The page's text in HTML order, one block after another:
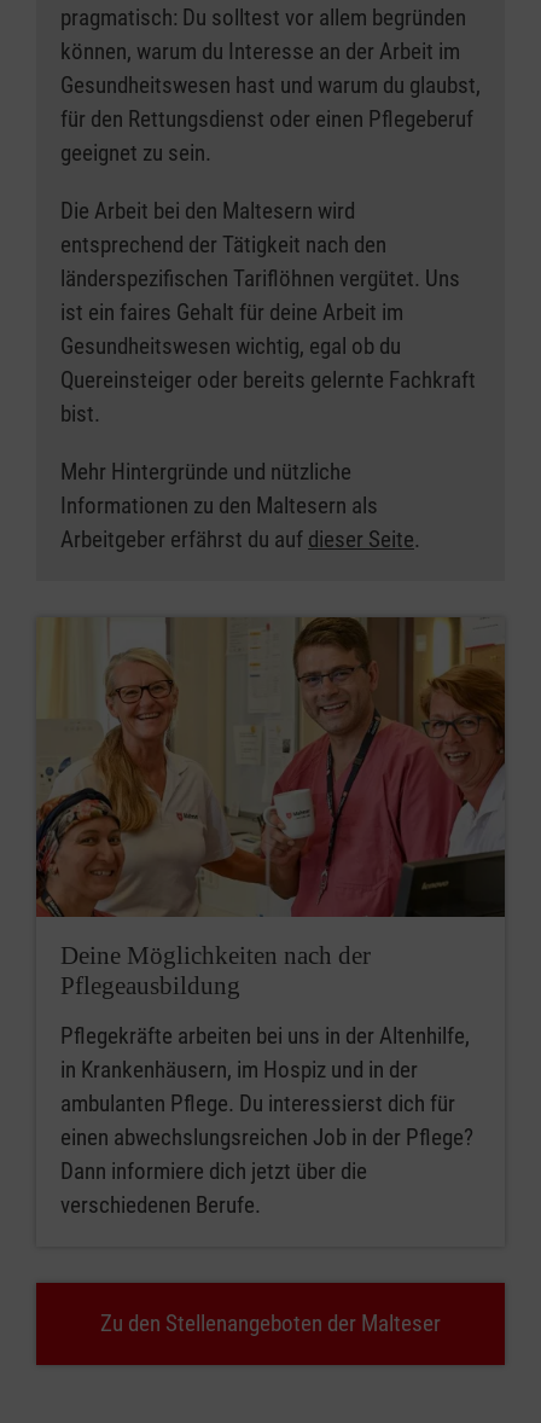
pragmatisch: Du solltest vor allem begründen
können, warum du Interesse an der Arbeit im
Gesundheitswesen hast und warum du glaubst,
für den Rettungsdienst oder einen Pflegeberuf
geeignet zu sein.
Die Arbeit bei den Maltesern wird
entsprechend der Tätigkeit nach den
länderspezifischen Tariflöhnen vergütet. Uns
ist ein faires Gehalt für deine Arbeit im
Gesundheitswesen wichtig, egal ob du
Quereinsteiger oder bereits gelernte Fachkraft
bist.
Mehr Hintergründe und nützliche
Informationen zu den Maltesern als
Arbeitgeber erfährst du auf dieser Seite.
Deine Möglichkeiten nach der
Pflegeausbildung
Pflegekräfte arbeiten bei uns in der Altenhilfe,
in Krankenhäusern, im Hospiz und in der
ambulanten Pflege. Du interessierst dich für
einen abwechslungsreichen Job in der Pflege?
Dann informiere dich jetzt über die
verschiedenen Berufe.
Zu den Stellenangeboten der Malteser